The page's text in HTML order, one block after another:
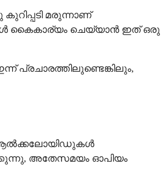
മരുന്നാണ്
കൈകാര്യം ചെയ്യാൻ ഇത് ഒരു
പ്രചാരത്തിലുണ്ടെങ്കിലും,
ആൽക്കലോയിഡുകൾ
അതേസമയം ഓപിയം